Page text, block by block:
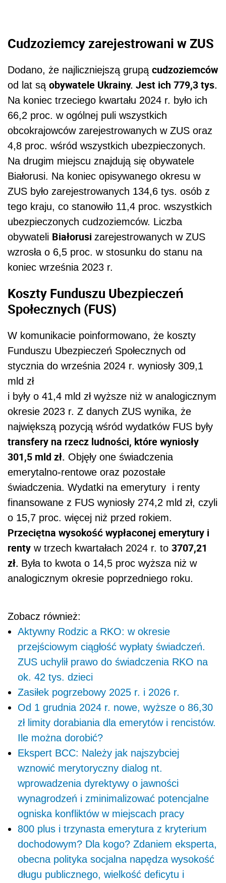
Cudzoziemcy zarejestrowani w ZUS
Dodano, że najliczniejszą grupą cudzoziemców
od lat są obywatele Ukrainy. Jest ich 779,3 tys.
Na koniec trzeciego kwartału 2024 r. było ich
66,2 proc. w ogólnej puli wszystkich
obcokrajowców zarejestrowanych w ZUS oraz
4,8 proc. wśród wszystkich ubezpieczonych.
Na drugim miejscu znajdują się obywatele
Białorusi. Na koniec opisywanego okresu w
ZUS było zarejestrowanych 134,6 tys. osób z
tego kraju, co stanowiło 11,4 proc. wszystkich
ubezpieczonych cudzoziemców. Liczba
obywateli Białorusi zarejestrowanych w ZUS
wzrosła o 6,5 proc. w stosunku do stanu na
koniec września 2023 r.
Koszty Funduszu Ubezpieczeń
Społecznych (FUS)
W komunikacie poinformowano, że koszty
Funduszu Ubezpieczeń Społecznych od
stycznia do września 2024 r. wyniosły 309,1
mld zł
i były o 41,4 mld zł wyższe niż w analogicznym
okresie 2023 r. Z danych ZUS wynika, że
największą pozycją wśród wydatków FUS były
transfery na rzecz ludności, które wyniosły
301,5 mld zł. Objęły one świadczenia
emerytalno-rentowe oraz pozostałe
świadczenia. Wydatki na emerytury i renty
finansowane z FUS wyniosły 274,2 mld zł, czyli
o 15,7 proc. więcej niż przed rokiem.
Przeciętna wysokość wypłaconej emerytury i
renty w trzech kwartałach 2024 r. to 3707,21
zł. Była to kwota o 14,5 proc wyższa niż w
analogicznym okresie poprzedniego roku.
Zobacz również:
Aktywny Rodzic a RKO: w okresie
przejściowym ciągłość wypłaty świadczeń.
ZUS uchylił prawo do świadczenia RKO na
ok. 42 tys. dzieci
Zasiłek pogrzebowy 2025 r. i 2026 r.
Od 1 grudnia 2024 r. nowe, wyższe o 86,30
zł limity dorabiania dla emerytów i rencistów.
Ile można dorobić?
Ekspert BCC: Należy jak najszybciej
wznowić merytoryczny dialog nt.
wprowadzenia dyrektywy o jawności
wynagrodzeń i zminimalizować potencjalne
ogniska konfliktów w miejscach pracy
800 plus i trzynasta emerytura z kryterium
dochodowym? Dla kogo? Zdaniem eksperta,
obecna polityka socjalna napędza wysokość
długu publicznego, wielkość deficytu i